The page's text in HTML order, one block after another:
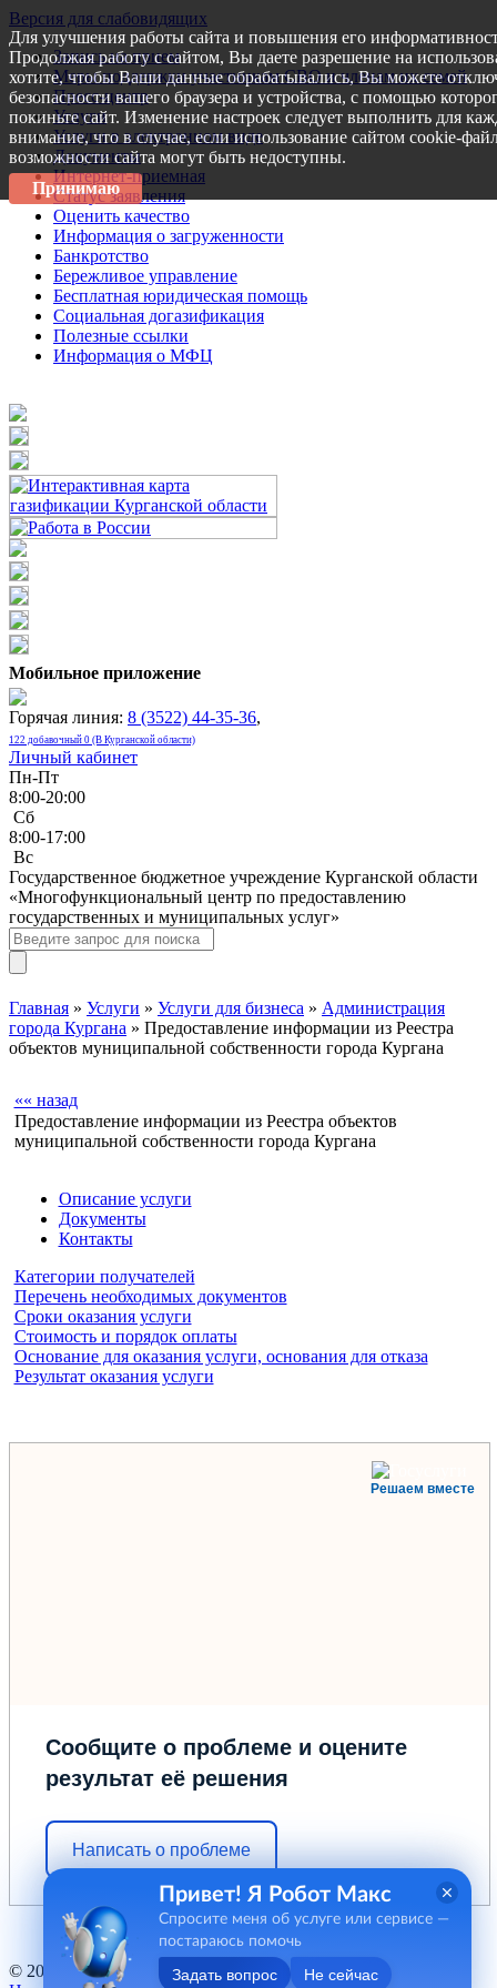
Версия для слабовидящих
Запись на прием
Меры поддержки участникам СВО и членам их семей
Пресс-центр
Услуги
Услуги в электронном виде
Документы
Интернет-приемная
Статус заявления
Оценить качество
Информация о загруженности
Банкротство
Бережливое управление
Бесплатная юридическая помощь
Социальная догазификация
Полезные ссылки
Информация о МФЦ
Мобильное приложение
Горячая линия: 8 (3522) 44-35-36,
122 добавочный 0 (В Курганской области)
Личный кабинет
Пн-Пт
8:00-20:00
Сб
8:00-17:00
Bc
Государственное бюджетное учреждение Курганской области
«Многофункциональный центр по предоставлению
государственных и муниципальных услуг»
Главная » Услуги » Услуги для бизнеса » Администрация
города Кургана » Предоставление информации из Реестра
объектов муниципальной собственности города Кургана
«« назад
Предоставление информации из Реестра объектов
муниципальной собственности города Кургана
Описание услуги
Документы
Контакты
Категории получателей
Перечень необходимых документов
Сроки оказания услуги
Стоимость и порядок оплаты
Основание для оказания услуги, основания для отказа
Результат оказания услуги
Решаем вместе
Сообщите о проблеме и оцените
результат её решения
Написать о проблеме
© 2012 - 2026 ГБУ "МФЦ" Курганской области
Для улучшения работы сайта и повышения его
Продолжая работу с сайтом, Вы даете разрешение на
хотите, чтобы Ваши данные обрабатывались, Вы можете
безопасности вашего браузера и устройства, с помощью
покиньте сайт. Изменение настроек следует выполнить для
внимание, что в случае, если использование сайтом cookie-
возможности сайта могут быть недоступны.
Принимаю
Привет! Я Робот Макс
Спросите меня об услуге или сервисе —
постараюсь помочь
Задать вопрос Не сейчас